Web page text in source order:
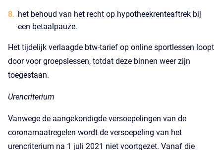
het behoud van het recht op hypotheekrenteaftrek bij
een betaalpauze.
Het tijdelijk verlaagde btw-tarief op online sportlessen loopt
door voor groepslessen, totdat deze binnen weer zijn
toegestaan.
Urencriterium
Vanwege de aangekondigde versoepelingen van de
coronamaatregelen wordt de versoepeling van het
urencriterium na 1 juli 2021 niet voortgezet. Vanaf die